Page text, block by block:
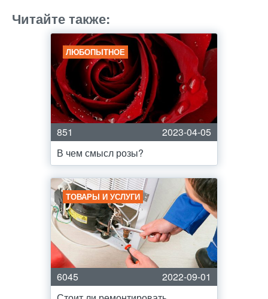
Читайте также:
ЛЮБОПЫТНОЕ
851
2023-04-05
В чем смысл розы?
ТОВАРЫ И УСЛУГИ
6045
2022-09-01